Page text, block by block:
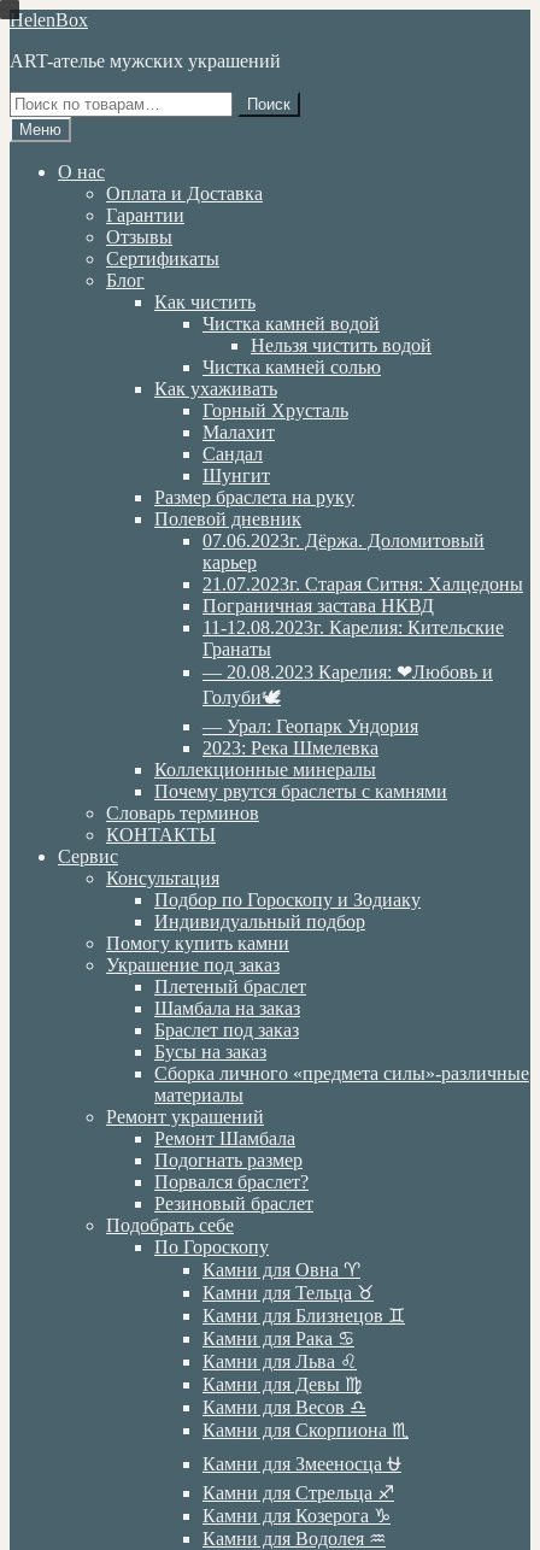
Перейти
навигации
Перейти
содержимому
HelenBox
ART-ателье мужских украшений
Искать:
Поиск
Меню
О нас
Оплата и Доставка
Гарантии
Отзывы
Сертификаты
Блог
Как чистить
Чистка камней водой
Нельзя чистить водой
Чистка камней солью
Как ухаживать
Горный Хрусталь
Малахит
Сандал
Шунгит
Размер браслета на руку
Полевой дневник
07.06.2023г. Дёржа. Доломитовый
карьер
21.07.2023г. Старая Ситня: Халцедоны
Пограничная застава НКВД
11-12.08.2023г. Карелия: Кительские
Гранаты
— 20.08.2023 Карелия: ❤Любовь и
Голуби🕊
— Урал: Геопарк Ундория
2023: Река Шмелевка
Коллекционные минералы
Почему рвутся браслеты с камнями
Словарь терминов
КОНТАКТЫ
Сервис
Консультация
Подбор по Гороскопу и Зодиаку
Индивидуальный подбор
Помогу купить камни
Украшение под заказ
Плетеный браслет
Шамбала на заказ
Браслет под заказ
Бусы на заказ
Сборка личного «предмета силы»-различные
материалы
Ремонт украшений
Ремонт Шамбала
Подогнать размер
Порвался браслет?
Резиновый браслет
Подобрать себе
По Гороскопу
Камни для Овна ♈️
Камни для Тельца ♉️
Камни для Близнецов ♊️
Камни для Рака ♋️
Камни для Льва ♌️
Камни для Девы ♍️
Камни для Весов ♎️
Камни для Скорпиона ♏️
Камни для Змееносца ⛎
Камни для Стрельца ♐️
Камни для Козерога ♑️
Камни для Водолея ♒️